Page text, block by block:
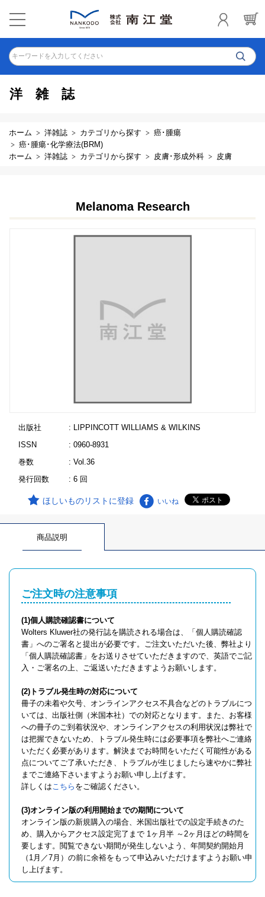
キーワードを入力してください
洋雑誌
ホーム 洋雑誌 カテゴリから探す
癌･腫瘍
癌･腫瘍･化学療法(BRM)
ホーム
洋雑誌 カテゴリから探す 皮膚･形成外科 皮膚
Melanoma Research
出版社
: LIPPINCOTT WILLIAMS & WILKINS
ISSN
: 0960-8931
巻数
: Vol.36
発行回数
: 6 回
ほしいものリストに登録 いいね
商品説明
ご注文時の注意事項
(1)個人購読確認書について
Wolters Kluwer社の発行誌を購読される場合は、「個人購読確認
書」へのご署名と提出が必要です。ご注文いただいた後、弊社より
「個人購読確認書」をお送りさせていただきますので、英語でご記
入・ご署名の上、ご返送いただきますようお願いします。
(2)トラブル発生時の対応について
冊子の未着や欠号、オンラインアクセス不具合などのトラブルにつ
いては、出版社側（米国本社）での対応となります。また、お客様
への冊子のご到着状況や、オンラインアクセスの利用状況は弊社で
は把握できないため、トラブル発生時には必要事項を弊社へご連絡
いただく必要があります。解決までお時間をいただく可能性がある
点についてご了承いただき、トラブルが生じましたら速やかに弊社
までご連絡下さいますようお願い申し上げます。
詳しくはこちら をご確認ください。
(3)オンライン版の利用開始までの期間について
オンライン版の新規購入の場合、米国出版社での設定手続きのた
め、購入からアクセス設定完了まで 1ヶ月半 ～2ヶ月ほどの時間を
要します。閲覧できない期間が発生しないよう、年間契約開始月
（1月／7月）の前に余裕をもって申込みいただけますようお願い申
し上げます。